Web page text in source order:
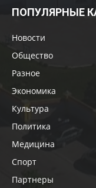
ПОПУЛЯРНЫЕ
Новости
Общество
Разное
Экономика
Культура
Политика
Медицина
Спорт
Партнеры